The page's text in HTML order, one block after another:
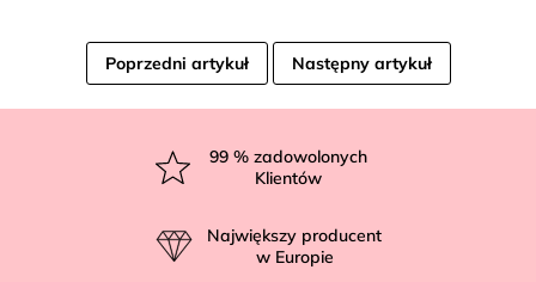
Poprzedni artykuł Następny artykuł
99 % zadowolonych
Klientów
Największy producent
w Europie